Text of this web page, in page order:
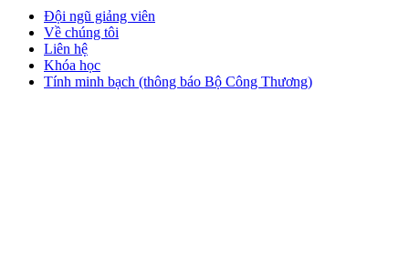
Đội ngũ giảng viên
Về chúng tôi
Liên hệ
Khóa học
Tính minh bạch (thông báo Bộ Công Thương)